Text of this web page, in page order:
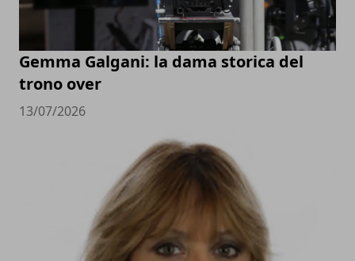
Gemma Galgani: la dama storica del
trono over
13/07/2026